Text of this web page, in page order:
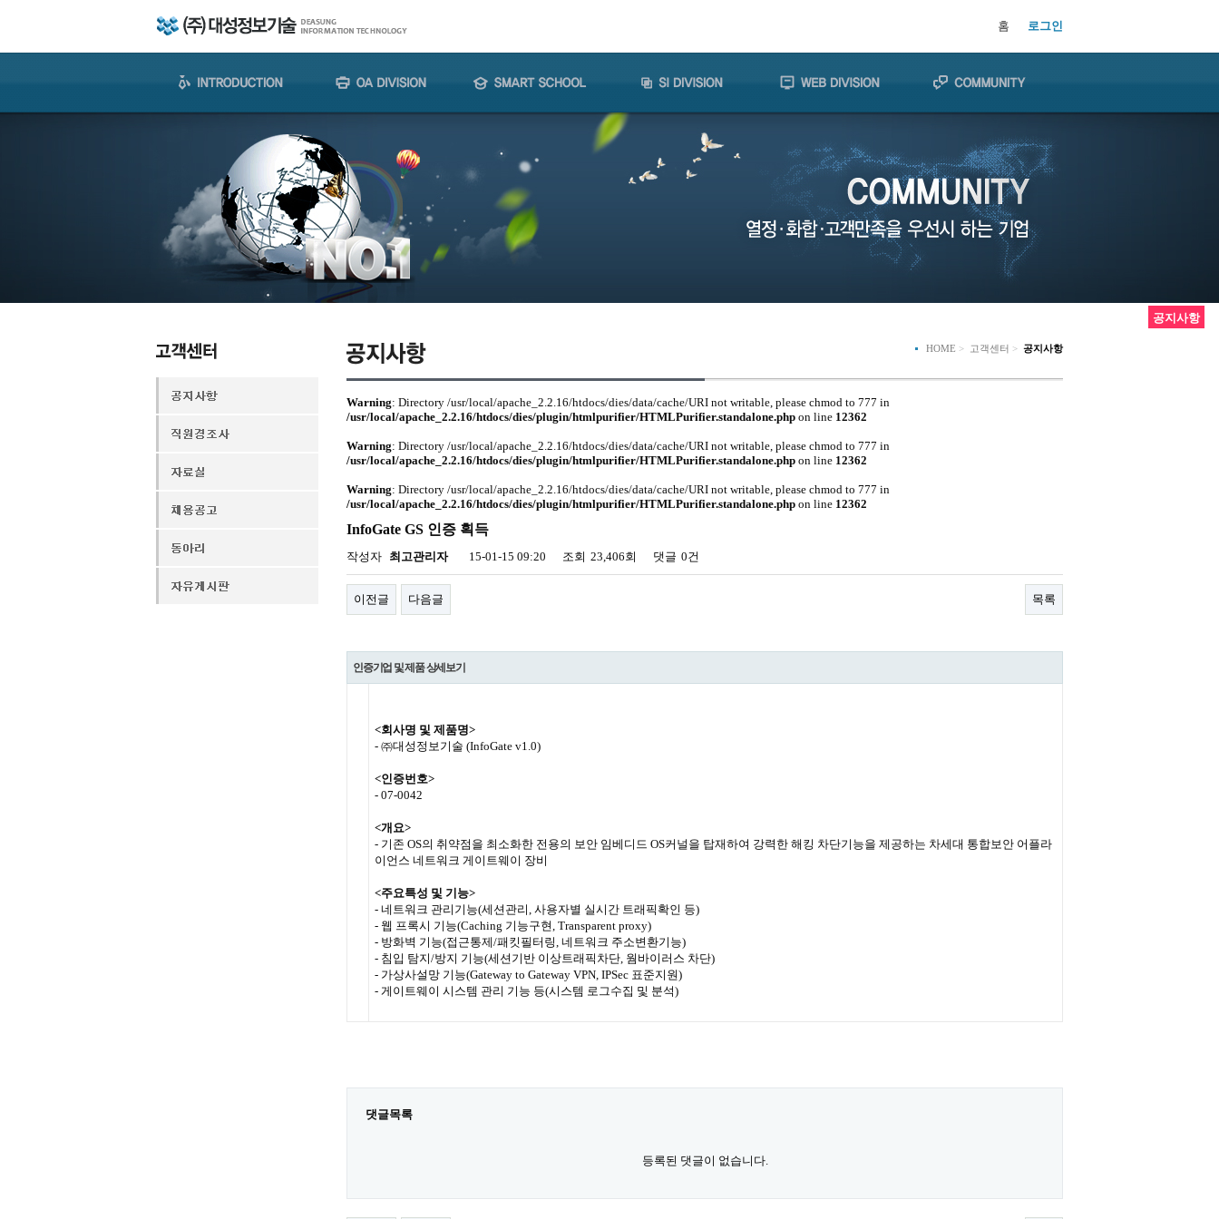
홈 로그인
HOME > 고객센터 > 공지사항
Warning: Directory /usr/local/apache_2.2.16/htdocs/dies/data/cache/URI not writable, please chmod to 777 in
/usr/local/apache_2.2.16/htdocs/dies/plugin/htmlpurifier/HTMLPurifier.standalone.php on line 12362
Warning: Directory /usr/local/apache_2.2.16/htdocs/dies/data/cache/URI not writable, please chmod to 777 in
/usr/local/apache_2.2.16/htdocs/dies/plugin/htmlpurifier/HTMLPurifier.standalone.php on line 12362
Warning: Directory /usr/local/apache_2.2.16/htdocs/dies/data/cache/URI not writable, please chmod to 777 in
/usr/local/apache_2.2.16/htdocs/dies/plugin/htmlpurifier/HTMLPurifier.standalone.php on line 12362
공지사항
InfoGate GS 인증 획득
작성자 최고관리자 15-01-15 09:20 조회 23,406회 댓글 0건
이전글 다음글 목록
인증기업 및 제품 상세보기
<회사명 및 제품명>
- ㈜대성정보기술 (InfoGate v1.0)
<인증번호>
- 07-0042
<개요>
- 기존 OS의 취약점을 최소화한 전용의 보안 임베디드 OS커널을 탑재하여 강력한 해킹 차단기능을 제공하는 차세대 통합보안 어플라
이언스 네트워크 게이트웨이 장비
<주요특성 및 기능>
- 네트워크 관리기능(세션관리, 사용자별 실시간 트래픽확인 등)
- 웹 프록시 기능(Caching 기능구현, Transparent proxy)
- 방화벽 기능(접근통제/패킷필터링, 네트워크 주소변환기능)
- 침입 탐지/방지 기능(세션기반 이상트래픽차단, 웜바이러스 차단)
- 가상사설망 기능(Gateway to Gateway VPN, IPSec 표준지원)
- 게이트웨이 시스템 관리 기능 등(시스템 로그수집 및 분석)
댓글목록
등록된 댓글이 없습니다.